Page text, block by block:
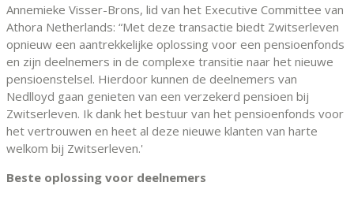
Annemieke Visser-Brons, lid van het Executive Committee van
Athora Netherlands: “Met deze transactie biedt Zwitserleven
opnieuw een aantrekkelijke oplossing voor een pensioenfonds
en zijn deelnemers in de complexe transitie naar het nieuwe
pensioenstelsel. Hierdoor kunnen de deelnemers van
Nedlloyd gaan genieten van een verzekerd pensioen bij
Zwitserleven. Ik dank het bestuur van het pensioenfonds voor
het vertrouwen en heet al deze nieuwe klanten van harte
welkom bij Zwitserleven.'
Beste oplossing voor deelnemers